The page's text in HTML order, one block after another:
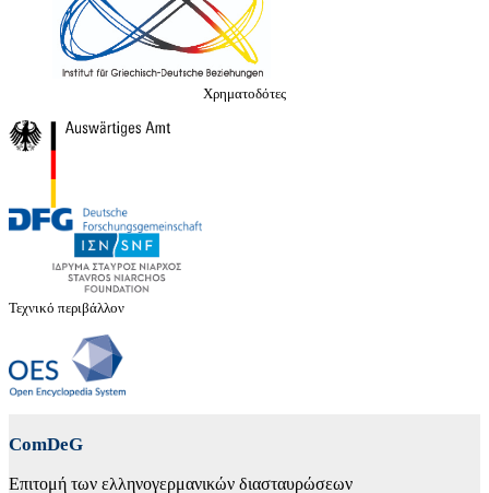
Χρηματοδότες
Τεχνικό περιβάλλον
ComDeG
Επιτομή των ελληνογερμανικών διασταυρώσεων